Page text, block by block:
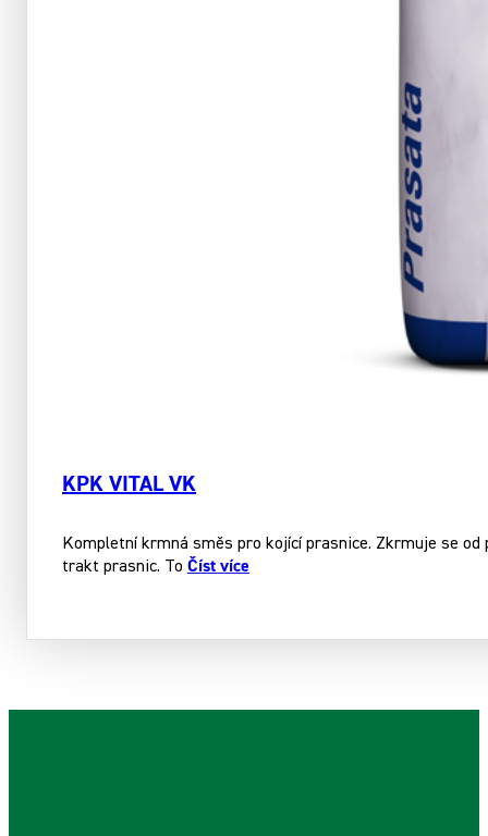
KPK VITAL VK
Kompletní krmná směs pro kojící prasnice. Zkrmuje se
trakt prasnic. To Číst více